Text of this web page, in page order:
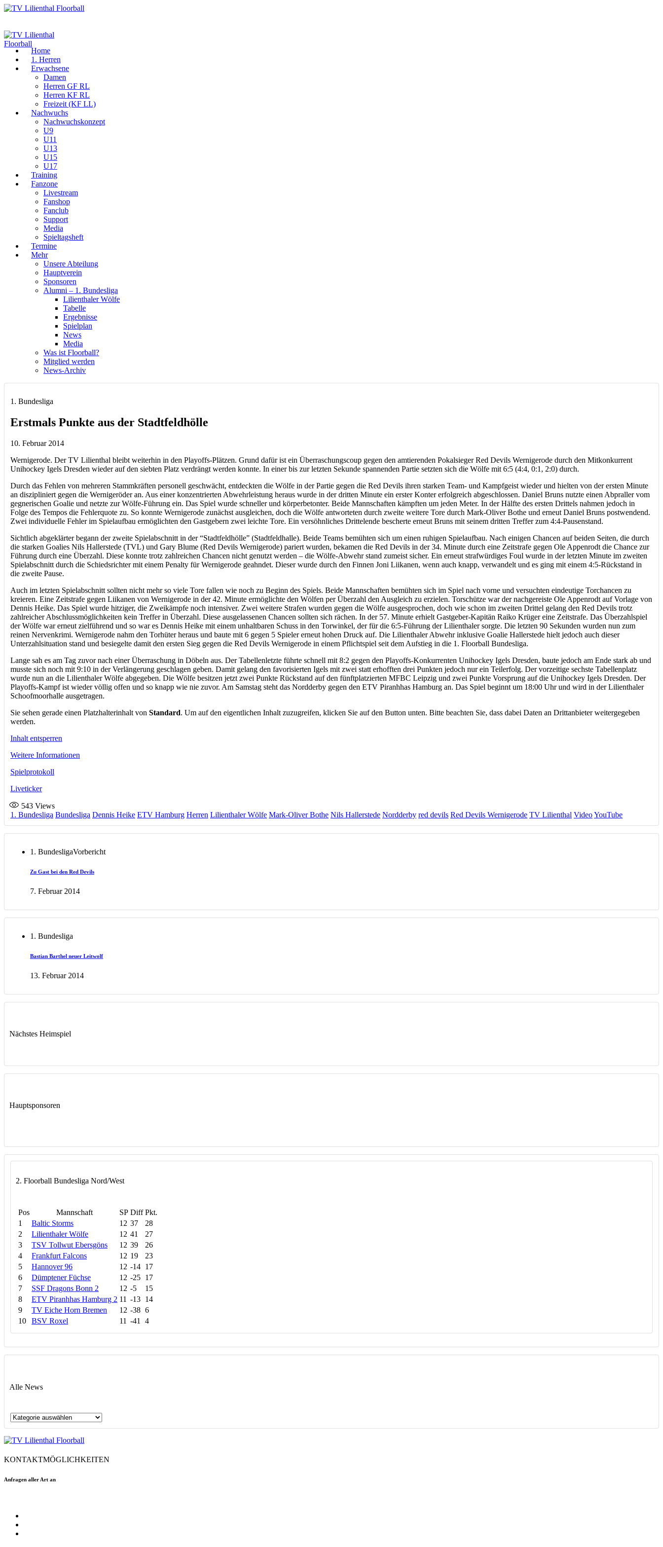
Home
1. Herren
Erwachsene
Damen
Herren GF RL
Herren KF RL
Freizeit (KF LL)
Nachwuchs
Nachwuchskonzept
U9
U11
U13
U15
U17
Training
Fanzone
Livestream
Fanshop
Fanclub
Support
Media
Spieltagsheft
Termine
Mehr
Unsere Abteilung
Hauptverein
Sponsoren
Alumni – 1. Bundesliga
Lilienthaler Wölfe
Tabelle
Ergebnisse
Spielplan
News
Media
Was ist Floorball?
Mitglied werden
News-Archiv
1. Bundesliga
Erstmals Punkte aus der Stadtfeldhölle
10. Februar 2014
Wernigerode. Der TV Lilienthal bleibt weiterhin in den Playoffs-Plätzen. Grund dafür ist ein Überraschungscoup gegen den amtierenden Pokalsieger Red Devils Wernigerode durch den Mitkonkurrent
Unihockey Igels Dresden wieder auf den siebten Platz verdrängt werden konnte. In einer bis zur letzten Sekunde spannenden Partie setzten sich die Wölfe mit 6:5 (4:4, 0:1, 2:0) durch.
Durch das Fehlen von mehreren Stammkräften personell geschwächt, entdeckten die Wölfe in der Partie gegen die Red Devils ihren starken Team- und Kampfgeist wieder und hielten von der ersten Minute
an diszipliniert gegen die Wernigeröder an. Aus einer konzentrierten Abwehrleistung heraus wurde in der dritten Minute ein erster Konter erfolgreich abgeschlossen. Daniel Bruns nutzte einen Abpraller vom
gegnerischen Goalie und netzte zur Wölfe-Führung ein. Das Spiel wurde schneller und körperbetonter. Beide Mannschaften kämpften um jeden Meter. In der Hälfte des ersten Drittels nahmen jedoch in
Folge des Tempos die Fehlerquote zu. So konnte Wernigerode zunächst ausgleichen, doch die Wölfe antworteten durch zweite weitere Tore durch Mark-Oliver Bothe und erneut Daniel Bruns postwendend.
Zwei individuelle Fehler im Spielaufbau ermöglichten den Gastgebern zwei leichte Tore. Ein versöhnliches Drittelende bescherte erneut Bruns mit seinem dritten Treffer zum 4:4-Pausenstand.
Sichtlich abgeklärter begann der zweite Spielabschnitt in der “Stadtfeldhölle” (Stadtfeldhalle). Beide Teams bemühten sich um einen ruhigen Spielaufbau. Nach einigen Chancen auf beiden Seiten, die durch
die starken Goalies Nils Hallerstede (TVL) und Gary Blume (Red Devils Wernigerode) pariert wurden, bekamen die Red Devils in der 34. Minute durch eine Zeitstrafe gegen Ole Appenrodt die Chance zur
Führung durch eine Überzahl. Diese konnte trotz zahlreichen Chancen nicht genutzt werden – die Wölfe-Abwehr stand zumeist sicher. Ein erneut strafwürdiges Foul wurde in der letzten Minute im zweiten
Spielabschnitt durch die Schiedsrichter mit einem Penalty für Wernigerode geahndet. Dieser wurde durch den Finnen Joni Liikanen, wenn auch knapp, verwandelt und es ging mit einem 4:5-Rückstand in
die zweite Pause.
Auch im letzten Spielabschnitt sollten nicht mehr so viele Tore fallen wie noch zu Beginn des Spiels. Beide Mannschaften bemühten sich im Spiel nach vorne und versuchten eindeutige Torchancen zu
kreieren. Eine Zeitstrafe gegen Liikanen von Wernigerode in der 42. Minute ermöglichte den Wölfen per Überzahl den Ausgleich zu erzielen. Torschütze war der nachgereiste Ole Appenrodt auf Vorlage von
Dennis Heike. Das Spiel wurde hitziger, die Zweikämpfe noch intensiver. Zwei weitere Strafen wurden gegen die Wölfe ausgesprochen, doch wie schon im zweiten Drittel gelang den Red Devils trotz
zahlreicher Abschlussmöglichkeiten kein Treffer in Überzahl. Diese ausgelassenen Chancen sollten sich rächen. In der 57. Minute erhielt Gastgeber-Kapitän Raiko Krüger eine Zeitstrafe. Das Überzahlspiel
der Wölfe war erneut zielführend und so war es Dennis Heike mit einem unhaltbaren Schuss in den Torwinkel, der für die 6:5-Führung der Lilienthaler sorgte. Die letzten 90 Sekunden wurden nun zum
reinen Nervenkrimi. Wernigerode nahm den Torhüter heraus und baute mit 6 gegen 5 Spieler erneut hohen Druck auf. Die Lilienthaler Abwehr inklusive Goalie Hallerstede hielt jedoch auch dieser
Unterzahlsituation stand und besiegelte damit den ersten Sieg gegen die Red Devils Wernigerode in einem Pflichtspiel seit dem Aufstieg in die 1. Floorball Bundesliga.
Lange sah es am Tag zuvor nach einer Überraschung in Döbeln aus. Der Tabellenletzte führte schnell mit 8:2 gegen den Playoffs-Konkurrenten Unihockey Igels Dresden, baute jedoch am Ende stark ab und
musste sich noch mit 9:10 in der Verlängerung geschlagen geben. Damit gelang den favorisierten Igels mit zwei statt erhofften drei Punkten jedoch nur ein Teilerfolg. Der vorzeitige sechste Tabellenplatz
wurde nun an die Lilienthaler Wölfe abgegeben. Die Wölfe besitzen jetzt zwei Punkte Rückstand auf den fünftplatzierten MFBC Leipzig und zwei Punkte Vorsprung auf die Unihockey Igels Dresden. Der
Playoffs-Kampf ist wieder völlig offen und so knapp wie nie zuvor. Am Samstag steht das Nordderby gegen den ETV Piranhhas Hamburg an. Das Spiel beginnt um 18:00 Uhr und wird in der Lilienthaler
Schoofmoorhalle ausgetragen.
Sie sehen gerade einen Platzhalterinhalt von Standard. Um auf den eigentlichen Inhalt zuzugreifen, klicken Sie auf den Button unten. Bitte beachten Sie, dass dabei Daten an Drittanbieter weitergegeben
werden.
Inhalt entsperren
Weitere Informationen
Spielprotokoll
Liveticker
543 Views
1. Bundesliga Bundesliga Dennis Heike ETV Hamburg Herren Lilienthaler Wölfe Mark-Oliver Bothe Nils Hallerstede Nordderby red devils Red Devils Wernigerode TV Lilienthal VideoYouTube
1. BundesligaVorbericht
Zu Gast bei den Red Devils
7. Februar 2014
1. Bundesliga
Bastian Barthel neuer Leitwolf
13. Februar 2014
Nächstes Heimspiel
Hauptsponsoren
2. Floorball Bundesliga Nord/West
Pos Mannschaft SP Diff Pkt.
1
Baltic Storms 12 37
28
2
Lilienthaler Wölfe 12 41
27
3
TSV Tollwut Ebersgöns 12 39
26
4
Frankfurt Falcons 12 19
23
5
Hannover 96 12 -14 17
6
Dümptener Füchse 12 -25 17
7
SSF Dragons Bonn 2 12 -5
15
8
ETV Piranhhas Hamburg 2 11 -13 14
9
TV Eiche Horn Bremen 12 -38 6
10
BSV Roxel 11 -41 4
Alle News
Alle
KONTAKTMÖGLICHKEITEN
Anfragen aller Art an